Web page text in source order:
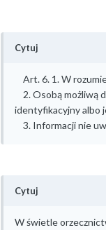
Cytuj
Art. 6. 1. W
2. Osobą możliwą
identyfikacyjny albo
3. Informacji nie
Cytuj
W świetle